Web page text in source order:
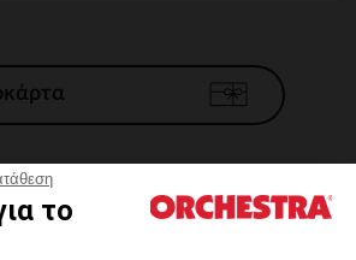
το
Γενικοί 'Οροι Πώλησης